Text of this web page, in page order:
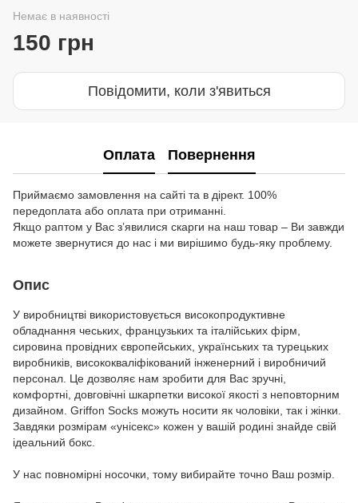
Немає в наявності
150 грн
Повідомити, коли з'явиться
Оплата Повернення
Приймаємо замовлення на сайті та в дірект. 100%
передоплата або оплата при отриманні.
Якщо раптом у Вас з’явилися скарги на наш товар – Ви завжди
можете звернутися до нас і ми вирішимо будь-яку проблему.
Опис
У виробництві використовується високопродуктивне
обладнання чеських, французьких та італійських фірм,
сировина провідних європейських, українських та турецьких
виробників, висококваліфікований інженерний і виробничий
персонал. Це дозволяє нам зробити для Вас зручні,
комфортні, довговічні шкарпетки високої якості з неповторним
дизайном. Griffon Socks можуть носити як чоловіки, так і жінки.
Завдяки розмірам «унісекс» кожен у вашій родині знайде свій
ідеальний бокс.
У нас повномірні носочки, тому вибирайте точно Ваш розмір.